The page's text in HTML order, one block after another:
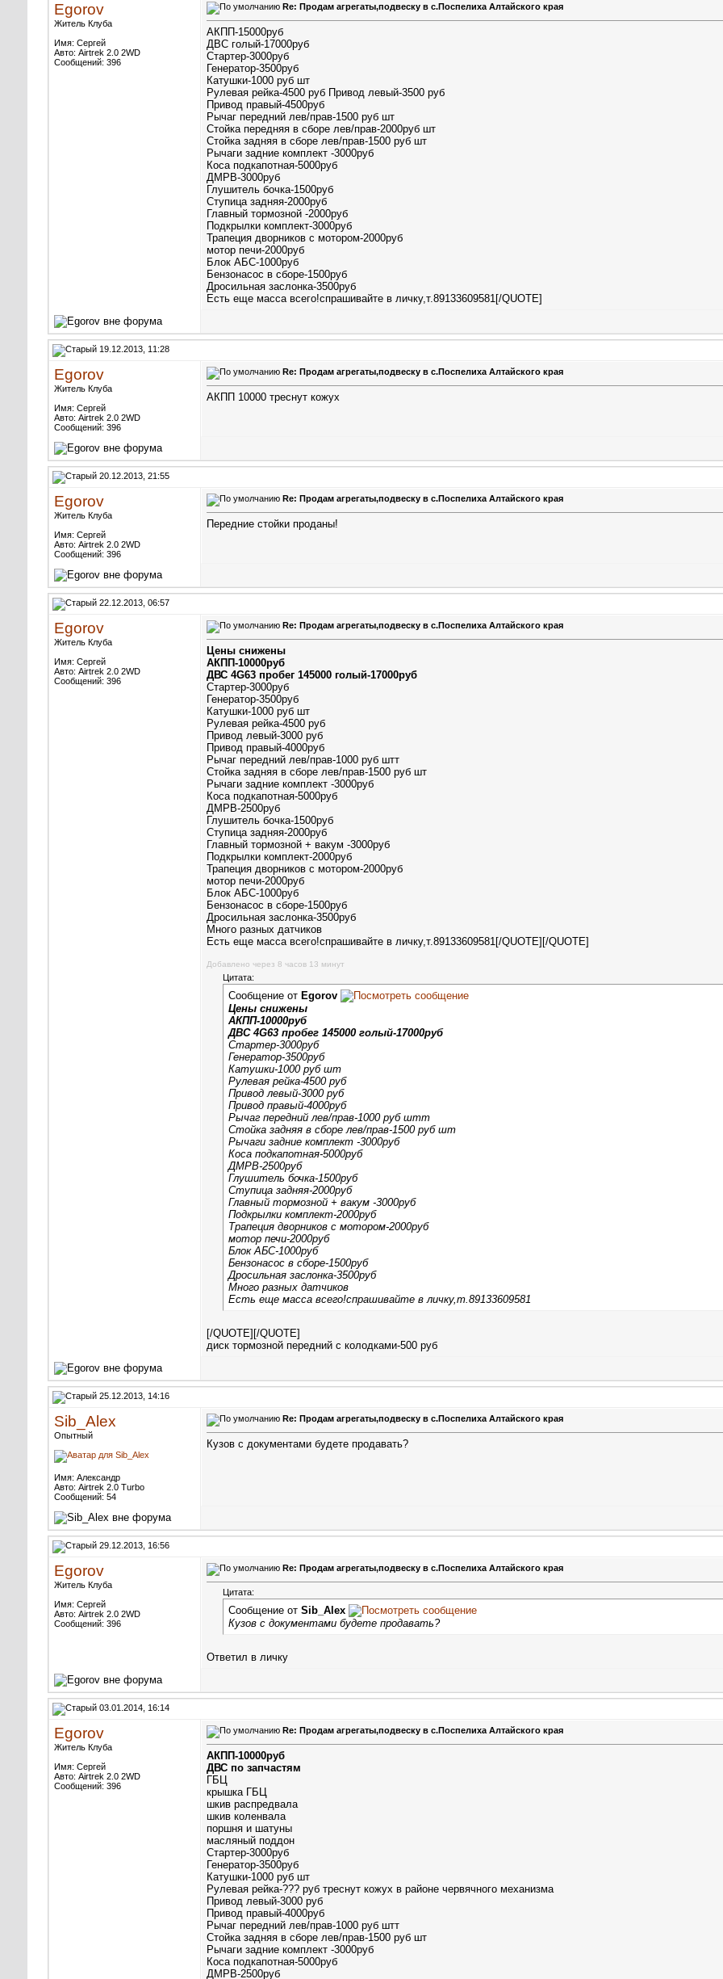
Egorov
Житель Клуба
Имя: Сергей
Авто: Airtrek 2.0 2WD
Сообщений: 396
Re: Продам агрегаты,подвеску в с.Поспелиха Алтайского края
АКПП-15000руб
ДВС голый-17000руб
Стартер-3000руб
Генератор-3500руб
Катушки-1000 руб шт
Рулевая рейка-4500 руб Привод левый-3500 руб
Привод правый-4500руб
Рычаг передний лев/прав-1500 руб шт
Стойка передняя в сборе лев/прав-2000руб шт
Стойка задняя в сборе лев/прав-1500 руб шт
Рычаги задние комплект -3000руб
Коса подкапотная-5000руб
ДМРВ-3000руб
Глушитель бочка-1500руб
Ступица задняя-2000руб
Главный тормозной -2000руб
Подкрылки комплект-3000руб
Трапеция дворников с мотором-2000руб
мотор печи-2000руб
Блок АБС-1000руб
Бензонасос в сборе-1500руб
Дросильная заслонка-3500руб
Есть еще масса всего!спрашивайте в личку,т.89133609581[/QUOTE]
19.12.2013, 11:28
Egorov
Житель Клуба
Имя: Сергей
Авто: Airtrek 2.0 2WD
Сообщений: 396
Re: Продам агрегаты,подвеску в с.Поспелиха Алтайского края
АКПП 10000 треснут кожух
20.12.2013, 21:55
Egorov
Житель Клуба
Имя: Сергей
Авто: Airtrek 2.0 2WD
Сообщений: 396
Re: Продам агрегаты,подвеску в с.Поспелиха Алтайского края
Передние стойки проданы!
22.12.2013, 06:57
Egorov
Житель Клуба
Имя: Сергей
Авто: Airtrek 2.0 2WD
Сообщений: 396
Re: Продам агрегаты,подвеску в с.Поспелиха Алтайского края
Цены снижены
АКПП-10000руб
ДВС 4G63 пробег 145000 голый-17000руб
Стартер-3000руб
Генератор-3500руб
Катушки-1000 руб шт
Рулевая рейка-4500 руб
Привод левый-3000 руб
Привод правый-4000руб
Рычаг передний лев/прав-1000 руб штт
Стойка задняя в сборе лев/прав-1500 руб шт
Рычаги задние комплект -3000руб
Коса подкапотная-5000руб
ДМРВ-2500руб
Глушитель бочка-1500руб
Ступица задняя-2000руб
Главный тормозной + вакум -3000руб
Подкрылки комплект-2000руб
Трапеция дворников с мотором-2000руб
мотор печи-2000руб
Блок АБС-1000руб
Бензонасос в сборе-1500руб
Дросильная заслонка-3500руб
Много разных датчиков
Есть еще масса всего!спрашивайте в личку,т.89133609581[/QUOTE][/QUOTE]
Добавлено через 8 часов 13 минут
Цитата:
Сообщение от Egorov
Цены снижены
АКПП-10000руб
ДВС 4G63 пробег 145000 голый-17000руб
Стартер-3000руб
Генератор-3500руб
Катушки-1000 руб шт
Рулевая рейка-4500 руб
Привод левый-3000 руб
Привод правый-4000руб
Рычаг передний лев/прав-1000 руб штт
Стойка задняя в сборе лев/прав-1500 руб шт
Рычаги задние комплект -3000руб
Коса подкапотная-5000руб
ДМРВ-2500руб
Глушитель бочка-1500руб
Ступица задняя-2000руб
Главный тормозной + вакум -3000руб
Подкрылки комплект-2000руб
Трапеция дворников с мотором-2000руб
мотор печи-2000руб
Блок АБС-1000руб
Бензонасос в сборе-1500руб
Дросильная заслонка-3500руб
Много разных датчиков
Есть еще масса всего!спрашивайте в личку,т.89133609581
[/QUOTE][/QUOTE]
диск тормозной передний с колодками-500 руб
25.12.2013, 14:16
Sib_Alex
Опытный
Имя: Александр
Авто: Airtrek 2.0 Turbo
Сообщений: 54
Re: Продам агрегаты,подвеску в с.Поспелиха Алтайского края
Кузов с документами будете продавать?
29.12.2013, 16:56
Egorov
Житель Клуба
Имя: Сергей
Авто: Airtrek 2.0 2WD
Сообщений: 396
Re: Продам агрегаты,подвеску в с.Поспелиха Алтайского края
Цитата:
Сообщение от Sib_Alex
Кузов с документами будете продавать?
Ответил в личку
03.01.2014, 16:14
Egorov
Житель Клуба
Имя: Сергей
Авто: Airtrek 2.0 2WD
Сообщений: 396
Re: Продам агрегаты,подвеску в с.Поспелиха Алтайского края
АКПП-10000руб
ДВС по запчастям
ГБЦ
крышка ГБЦ
шкив распредвала
шкив коленвала
поршня и шатуны
масляный поддон
Стартер-3000руб
Генератор-3500руб
Катушки-1000 руб шт
Рулевая рейка-??? руб треснут кожух в районе червячного механизма
Привод левый-3000 руб
Привод правый-4000руб
Рычаг передний лев/прав-1000 руб штт
Стойка задняя в сборе лев/прав-1500 руб шт
Рычаги задние комплект -3000руб
Коса подкапотная-5000руб
ДМРВ-2500руб